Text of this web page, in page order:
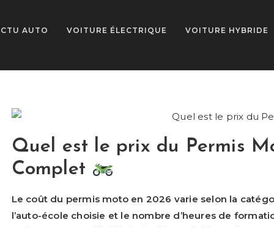
AUTO VOITURE ÉLECTRIQUE VOITURE HYBRIDE
Quel est le prix du Permis
Complet
Le coût du permis moto en 2026 varie selon la
l’auto-école choisie et le nombre d’heures de